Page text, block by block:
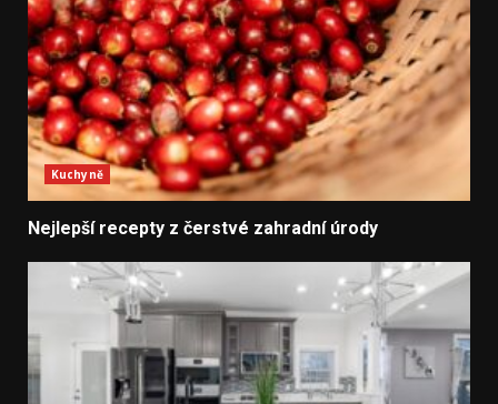
Kuchyně
Nejlepší recepty z čerstvé zahradní úrody